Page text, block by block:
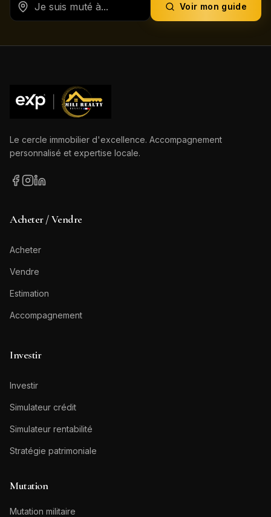
Voir mon guide
Le cercle immobilier d'excellence. Accompagnement
personnalisé et expertise locale.
Acheter / Vendre
Acheter
Vendre
Estimation
Accompagnement
Investir
Investir
Simulateur crédit
Simulateur rentabilité
Stratégie patrimoniale
Mutation
Mutation militaire